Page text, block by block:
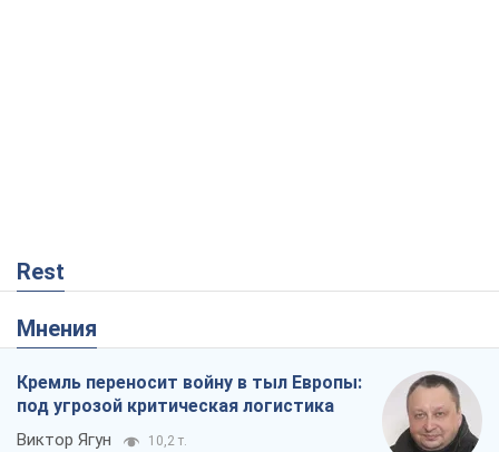
Rest
Мнения
Кремль переносит войну в тыл Европы:
под угрозой критическая логистика
Виктор Ягун 10,2 т.